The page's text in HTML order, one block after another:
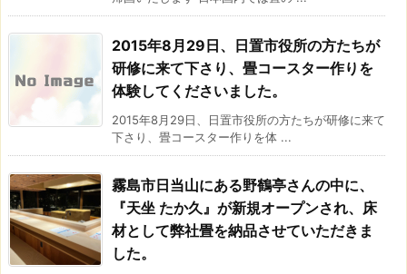
2015年8月29日、日置市役所の方たちが
研修に来て下さり、畳コースター作りを
体験してくださいました。
2015年8月29日、日置市役所の方たちが研修に来て
下さり、畳コースター作りを体 ...
霧島市日当山にある野鶴亭さんの中に、
『天坐 たか久』が新規オープンされ、床
材として弊社畳を納品させていただきま
した。